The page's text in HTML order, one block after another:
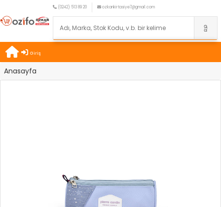
(0242) 513 89 20 ozkankirtasiye7@gmail.com
Giriş
Anasayfa